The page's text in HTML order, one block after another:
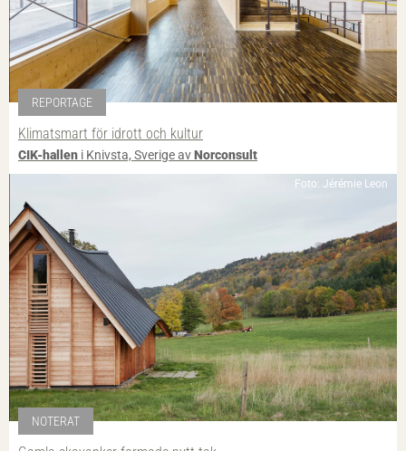
REPORTAGE
Klimatsmart för idrott och kultur
CIK-hallen i Knivsta, Sverige avNorconsult
Foto: Jérémie Leon
NOTERAT